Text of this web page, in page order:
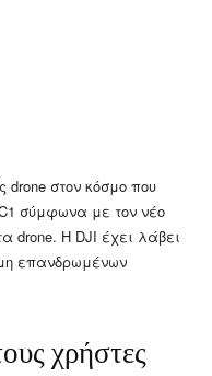
drone στον κόσμο που
C1 σύμφωνα με τον νέο
drone. Η DJI έχει λάβει
μη επανδρωμένων
χρήστες